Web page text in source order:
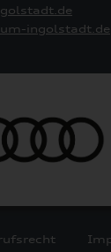
ingolstadt.de